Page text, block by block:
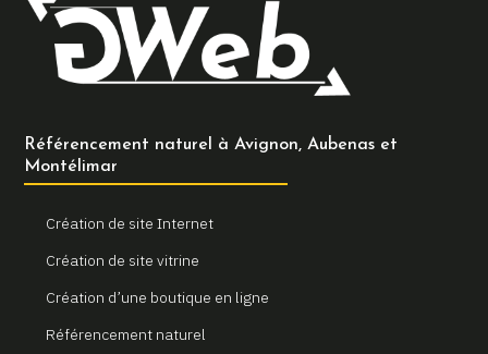
Référencement naturel à Avignon, Aubenas et
Montélimar
Création de site Internet
Création de site vitrine
Création d’une boutique en ligne
Référencement naturel